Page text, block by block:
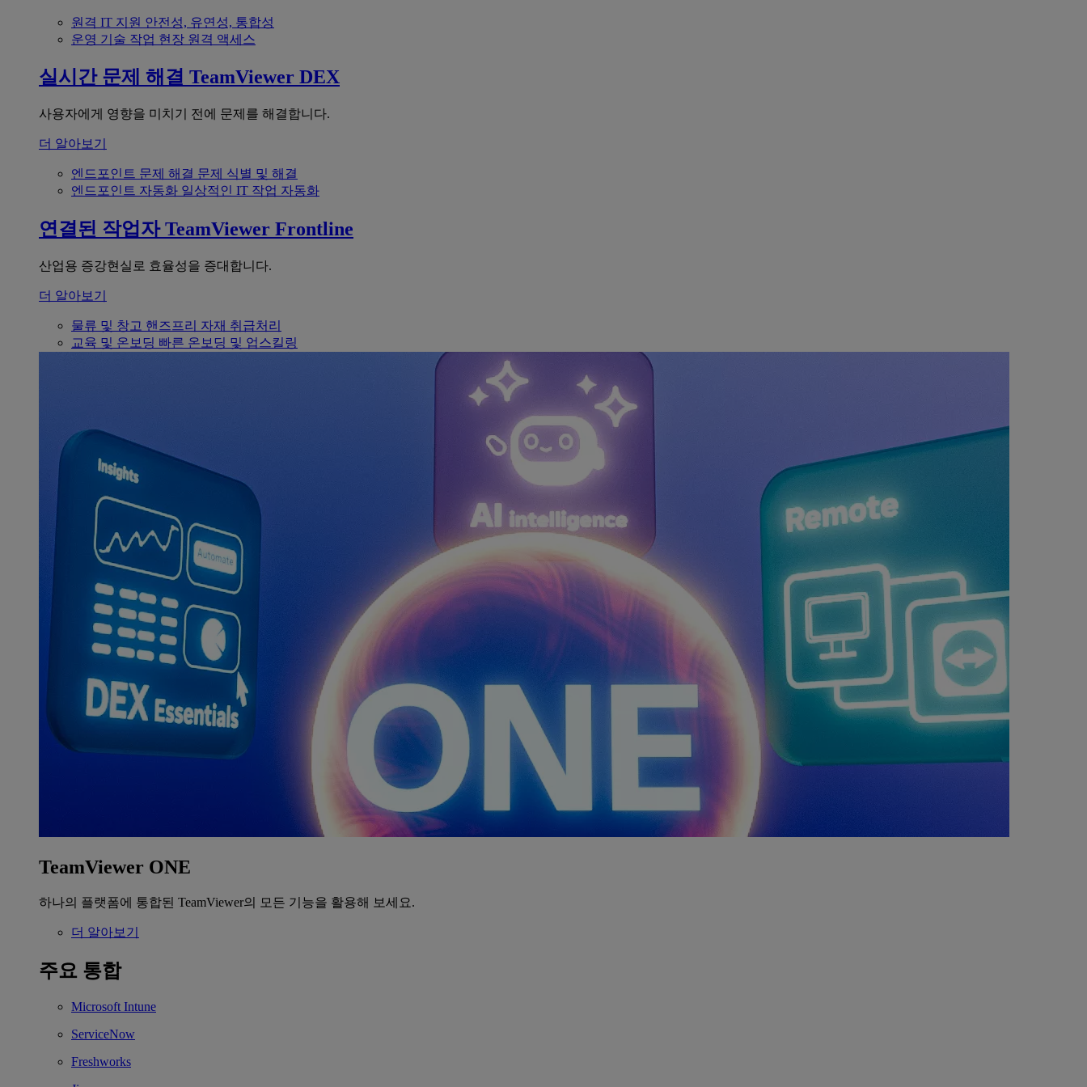
원격 IT 지원 안전성, 유연성, 통합성
운영 기술 작업 현장 원격 액세스
실시간 문제 해결 TeamViewer DEX
사용자에게 영향을 미치기 전에 문제를 해결합니다.
더 알아보기
엔드포인트 문제 해결 문제 식별 및 해결
엔드포인트 자동화 일상적인 IT 작업 자동화
연결된 작업자 TeamViewer Frontline
산업용 증강현실로 효율성을 증대합니다.
더 알아보기
물류 및 창고 핸즈프리 자재 취급처리
교육 및 온보딩 빠른 온보딩 및 업스킬링
TeamViewer ONE
하나의 플랫폼에 통합된 TeamViewer의 모든 기능을 활용해 보세요.
더 알아보기
주요 통합
Microsoft Intune
ServiceNow
Freshworks